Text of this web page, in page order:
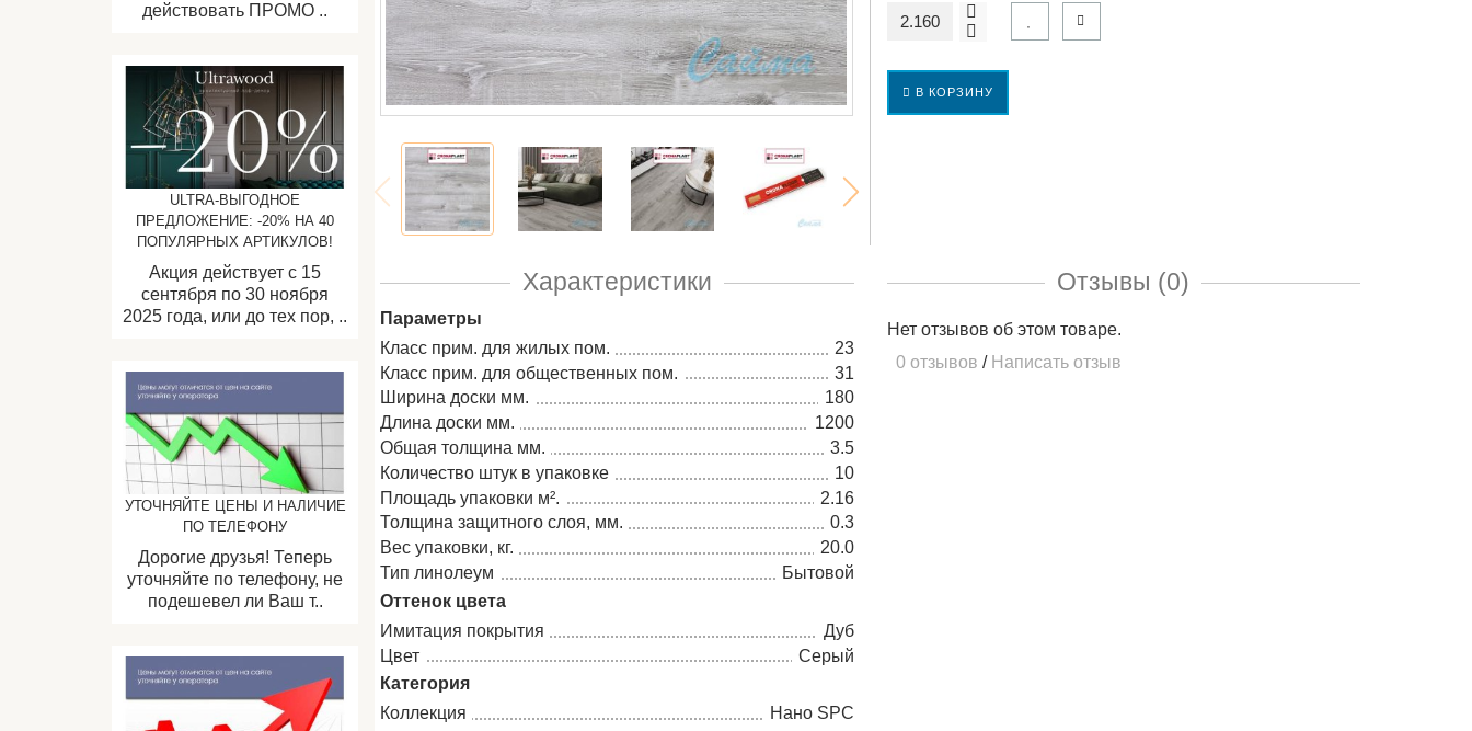
действовать ПРОМО ..
ULTRA-ВЫГОДНОЕ
ПРЕДЛОЖЕНИЕ: -20% НА 40
ПОПУЛЯРНЫХ АРТИКУЛОВ!
Акция действует с 15
сентября по 30 ноября
2025 года, или до тех пор, ..
УТОЧНЯЙТЕ ЦЕНЫ И НАЛИЧИЕ
ПО ТЕЛЕФОНУ
Дорогие друзья! Теперь
уточняйте по телефону, не
подешевел ли Ваш т..
В КОРЗИНУ
Характеристики
Параметры
Класс прим. для жилых пом.
23
Класс прим. для общественных пом.
31
Ширина доски мм.
180
Длина доски мм.
1200
Общая толщина мм.
3.5
Количество штук в упаковке
10
Площадь упаковки м².
2.16
Толщина защитного слоя, мм.
0.3
Вес упаковки, кг.
20.0
Тип линолеум
Бытовой
Оттенок цвета
Имитация покрытия
Дуб
Цвет
Серый
Категория
Коллекция
Нано SPC
Отзывы (0)
Нет отзывов об этом товаре.
0 отзывов / Написать отзыв